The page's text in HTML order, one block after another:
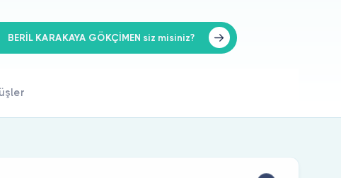
BERİL KARAKAYA GÖKÇİMEN siz misiniz?